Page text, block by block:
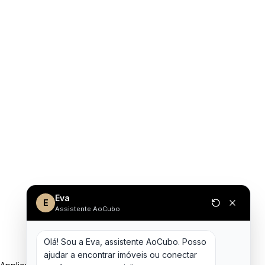
E Eva
Assistente AoCubo
Olá! Sou a Eva, assistente AoCubo. Posso
ajudar a encontrar imóveis ou conectar